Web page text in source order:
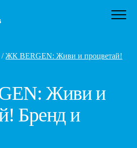
/ЖК BERGEN: Живи и процветай!
Живи и
Бренд и